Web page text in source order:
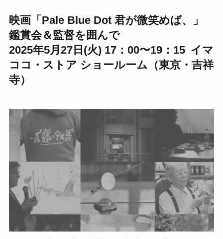
映画「Pale Blue Dot 君が微笑めば、」
鑑賞会＆監督を囲んで
2025年5月27日(火) 17：00〜19：15 イマ
ココ・ストア ショールーム（東京・吉祥
寺）